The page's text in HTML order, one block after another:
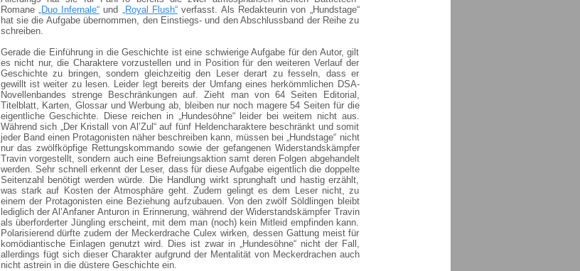
Romane „Duo Infernale“ und „Royal Flush“ verfasst. Als Redakteurin von „Hundstage“
hat sie die Aufgabe übernommen, den Einstiegs- und den Abschlussband der Reihe zu
schreiben.
Gerade die Einführung in die Geschichte ist eine schwierige Aufgabe für den Autor, gilt
es nicht nur, die Charaktere vorzustellen und in Position für den weiteren Verlauf der
Geschichte zu bringen, sondern gleichzeitig den Leser derart zu fesseln, dass er
gewillt ist weiter zu lesen. Leider legt bereits der Umfang eines herkömmlichen DSA-
Novellenbandes strenge Beschränkungen auf. Zieht man von 64 Seiten Editorial,
Titelblatt, Karten, Glossar und Werbung ab, bleiben nur noch magere 54 Seiten für die
eigentliche Geschichte. Diese reichen in „Hundesöhne“ leider bei weitem nicht aus.
Während sich „Der Kristall von Al’Zul“ auf fünf Heldencharaktere beschränkt und somit
jeder Band einen Protagonisten näher beschreiben kann, müssen bei „Hundstage“ nicht
nur das zwölfköpfige Rettungskommando sowie der gefangenen Widerstandskämpfer
Travin vorgestellt, sondern auch eine Befreiungsaktion samt deren Folgen abgehandelt
werden. Sehr schnell erkennt der Leser, dass für diese Aufgabe eigentlich die doppelte
Seitenzahl benötigt werden würde. Die Handlung wirkt sprunghaft und hastig erzählt,
was stark auf Kosten der Atmosphäre geht. Zudem gelingt es dem Leser nicht, zu
einem der Protagonisten eine Beziehung aufzubauen. Von den zwölf Söldlingen bleibt
lediglich der Al’Anfaner Anturon in Erinnerung, während der Widerstandskämpfer Travin
als überforderter Jüngling erscheint, mit dem man (noch) kein Mitleid empfinden kann.
Polarisierend dürfte zudem der Meckerdrache Culex wirken, dessen Gattung meist für
komödiantische Einlagen genutzt wird. Dies ist zwar in „Hundesöhne“ nicht der Fall,
allerdings fügt sich dieser Charakter aufgrund der Mentalität von Meckerdrachen auch
nicht astrein in die düstere Geschichte ein.